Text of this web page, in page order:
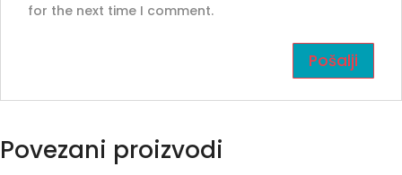
for the next time I comment.
Povezani proizvodi